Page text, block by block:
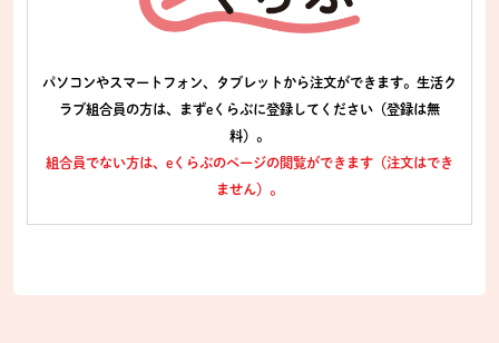
パソコンやスマートフォン、タブレットから注文ができます。生活ク
ラブ組合員の方は、まずeくらぶに登録してください（登録は無
料）。
組合員でない方は、eくらぶのページの閲覧ができます（注文はでき
ません）。